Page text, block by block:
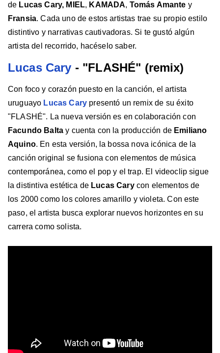
de Lucas Cary, MIEL, KAMADA, Tomás Amante y
Fransia. Cada uno de estos artistas trae su propio estilo
distintivo y narrativas cautivadoras. Si te gustó algún
artista del recorrido, hacéselo saber.
Lucas Cary - "FLASHÉ" (remix)
Con foco y corazón puesto en la canción, el artista
uruguayo Lucas Cary presentó un remix de su éxito
"FLASHÉ". La nueva versión es en colaboración con
Facundo Balta y cuenta con la producción deEmiliano
Aquino. En esta versión, la bossa nova icónica de la
canción original se fusiona con elementos de música
contemporánea, como el pop y el trap. El videoclip sigue
la distintiva estética de Lucas Carycon elementos de
los 2000 como los colores amarillo y violeta. Con este
paso, el artista busca explorar nuevos horizontes en su
carrera como solista.